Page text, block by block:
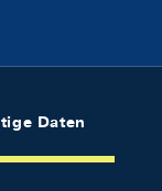
Daten